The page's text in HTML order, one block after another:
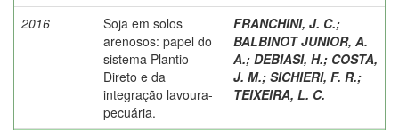
2016
Soja em solos
arenosos: papel do
sistema Plantio
Direto e da
integração lavoura-
pecuária.
FRANCHINI, J. C.;
BALBINOT JUNIOR, A.
A.; DEBIASI, H.; COSTA,
J. M.; SICHIERI, F. R.;
TEIXEIRA, L. C.